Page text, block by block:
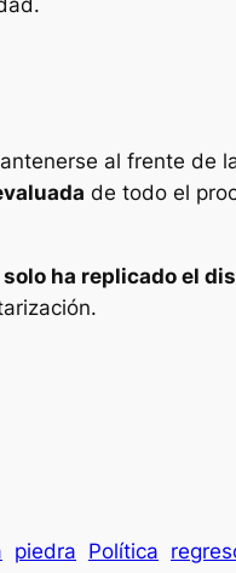
al frente de
de todo el
solo ha replicado el
piedra Política